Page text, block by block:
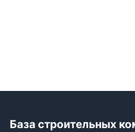
База строительных